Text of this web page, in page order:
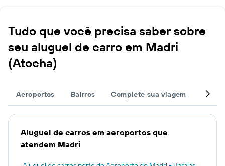
Tudo que você precisa saber sobre
seu aluguel de carro em Madri
(Atocha)
Aeroportos Bairros Complete sua viagem
Aluguel de carros em aeroportos que
atendem Madri